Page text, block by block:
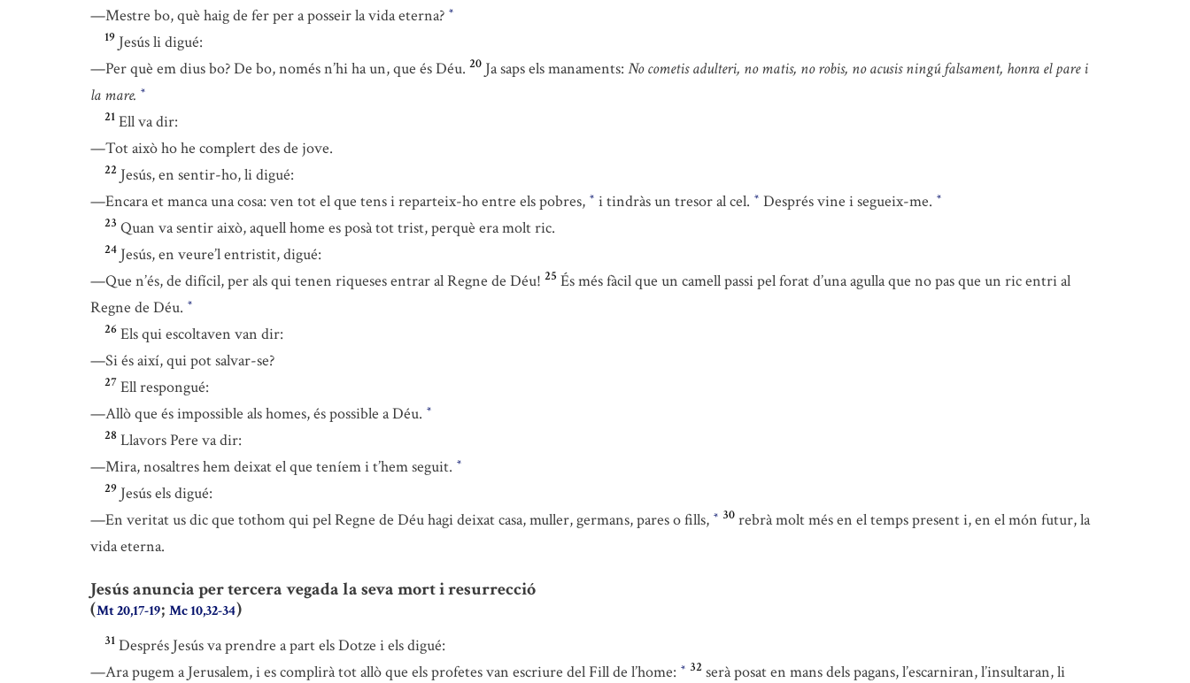
—Mestre bo, què haig de fer per a posseir la vida eterna? *
19 Jesús li digué:
—Per què em dius bo? De bo, només n’hi ha un, que és Déu. 20 Ja saps els manaments: No cometis adulteri, no matis, no robis, no acusis ningú falsament, honra el pare i
la mare. *
21 Ell va dir:
—Tot això ho he complert des de jove.
22 Jesús, en sentir-ho, li digué:
—Encara et manca una cosa: ven tot el que tens i reparteix-ho entre els pobres, * i tindràs un tresor al cel. * Després vine i segueix-me. *
23 Quan va sentir això, aquell home es posà tot trist, perquè era molt ric.
24 Jesús, en veure’l entristit, digué:
—Que n’és, de difícil, per als qui tenen riqueses entrar al Regne de Déu! 25 És més fàcil que un camell passi pel forat d’una agulla que no pas que un ric entri al
Regne de Déu. *
26 Els qui escoltaven van dir:
—Si és així, qui pot salvar-se?
27 Ell respongué:
—Allò que és impossible als homes, és possible a Déu. *
28 Llavors Pere va dir:
—Mira, nosaltres hem deixat el que teníem i t’hem seguit. *
29 Jesús els digué:
—En veritat us dic que tothom qui pel Regne de Déu hagi deixat casa, muller, germans, pares o fills, * 30 rebrà molt més en el temps present i, en el món futur, la
vida eterna.
Jesús anuncia per tercera vegada la seva mort i resurrecció
(Mt 20,17-19; Mc 10,32-34)
31 Després Jesús va prendre a part els Dotze i els digué:
—Ara pugem a Jerusalem, i es complirà tot allò que els profetes van escriure del Fill de l’home: * 32 serà posat en mans dels pagans, l’escarniran, l’insultaran, li